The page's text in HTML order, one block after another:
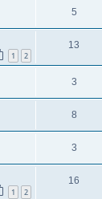
5
1 2
13
3
8
3
1 2
16